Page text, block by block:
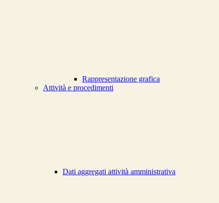
Rappresentazione grafica
Attività e procedimenti
Dati aggregati attività amministrativa